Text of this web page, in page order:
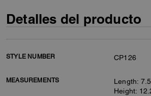
Detalles del producto
STYLE NUMBER CP126
MEASUREMENTS
Length:
Height: